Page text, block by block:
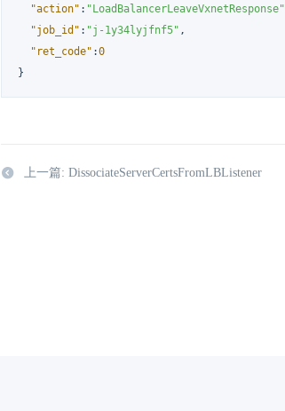
"action" : "LoadBalancerLeaveVxnetResponse"
"job_id" : "j-1y34lyjfnf5" ,
"ret_code" :0
}
上一篇: DissociateServerCertsFromLBListener